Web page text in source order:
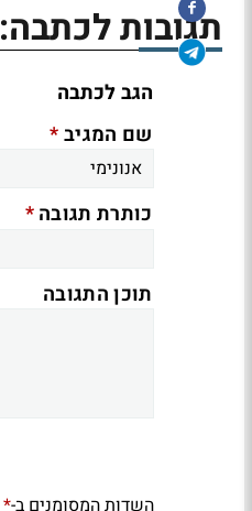
תגובות לכתבה:
הגב לכתבה
שם המגיב*
כותרת תגובה*
תוכן התגובה
השדות המסומנים ב-*